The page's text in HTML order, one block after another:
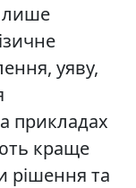
лише
уяву,
прикладах
краще
рішення та